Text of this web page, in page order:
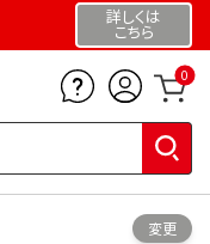
詳しくは
こちら
0
変更